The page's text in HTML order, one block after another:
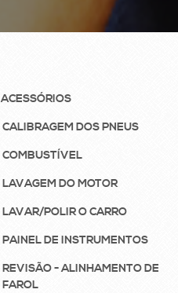
ACESSÓRIOS
CALIBRAGEM DOS PNEUS
COMBUSTÍVEL
LAVAGEM DO MOTOR
LAVAR/POLIR O CARRO
PAINEL DE INSTRUMENTOS
REVISÃO - ALINHAMENTO DE
FAROL